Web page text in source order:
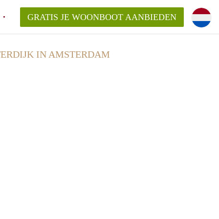
GRATIS JE WOONBOOT AANBIEDEN
IN AMSTERDAM